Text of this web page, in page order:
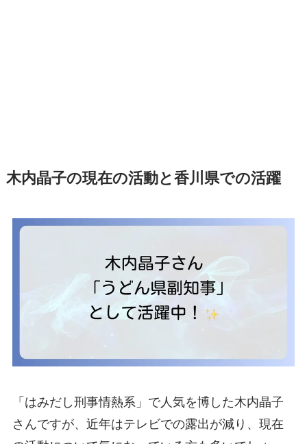
木内晶子の現在の活動と香川県での活躍
「はみだし刑事情熱系」で人気を博した木内晶子
さんですが、近年はテレビでの露出が減り、現在